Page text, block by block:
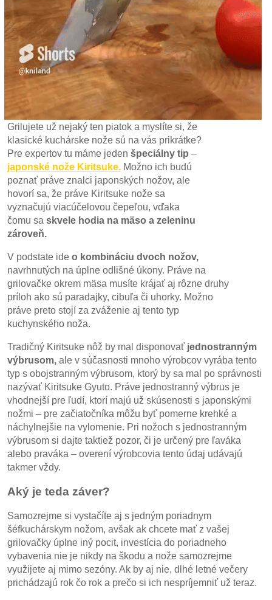
Grilujete už nejaký ten piatok a myslíte si, že
klasické kuchárske nože sú na vás prikrátke?
Pre expertov tu máme jeden špeciálny tip –
japonské nože Kiritsuke. Možno ich budú
poznať práve znalci japonských nožov, ale
hovorí sa, že práve Kiritsuke nože sa
vyznačujú viacúčelovou čepeľou, vďaka
čomu sa skvele hodia na mäso a zeleninu
zároveň.
V podstate ide o kombináciu dvoch nožov,
navrhnutých na úplne odlišné úkony. Práve na
grilovačke okrem mäsa musíte krájať aj rôzne druhy
príloh ako sú paradajky, cibuľa či uhorky. Možno
práve preto stojí za zváženie aj tento typ
kuchynského noža.
Tradičný Kiritsuke nôž by mal disponovať jednostranným
výbrusom, ale v súčasnosti mnoho výrobcov vyrába tento
typ s obojstranným výbrusom, ktorý by sa mal po správnosti
nazývať Kiritsuke Gyuto. Práve jednostranný výbrus je
vhodnejší pre ľudí, ktorí majú už skúsenosti s japonskými
nožmi – pre začiatočníka môžu byť pomerne krehké a
náchylnejšie na vylomenie. Pri nožoch s jednostranným
výbrusom si dajte taktiež pozor, či je určený pre ľaváka
alebo praváka – overení výrobcovia tento údaj udávajú
takmer vždy.
Aký je teda záver?
Samozrejme si vystačíte aj s jedným poriadnym
šéfkuchárskym nožom, avšak ak chcete mať z vašej
grilovačky úplne iný pocit, investícia do poriadneho
vybavenia nie je nikdy na škodu a nože samozrejme
využijete aj mimo sezóny. Ak by aj nie, dlhé letné večery
prichádzajú rok čo rok a prečo si ich nespríjemniť už teraz.